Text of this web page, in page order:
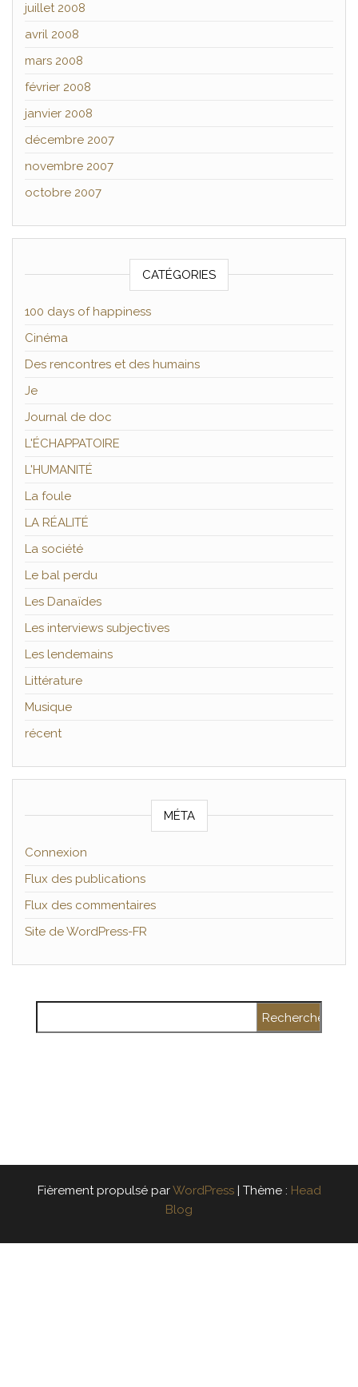
juillet 2008
avril 2008
mars 2008
février 2008
janvier 2008
décembre 2007
novembre 2007
octobre 2007
CATÉGORIES
100 days of happiness
Cinéma
Des rencontres et des humains
Je
Journal de doc
L'ÉCHAPPATOIRE
L'HUMANITÉ
La foule
LA RÉALITÉ
La société
Le bal perdu
Les Danaïdes
Les interviews subjectives
Les lendemains
Littérature
Musique
récent
MÉTA
Connexion
Flux des publications
Flux des commentaires
Site de WordPress-FR
Fièrement propulsé parWordPress | Thème : Head
Blog